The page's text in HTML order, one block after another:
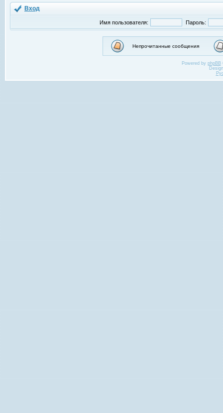
Вход
Имя пользователя: Пароль:
Непрочитанные сообщения
Powered by phpBB